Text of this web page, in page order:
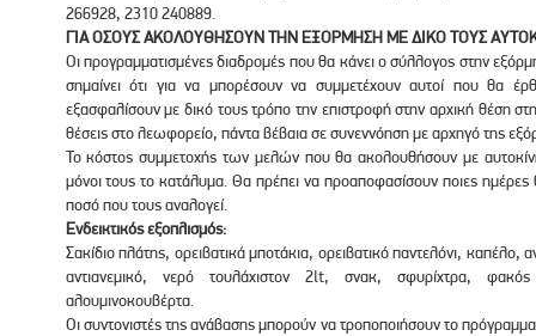
266928, 2310 240889.
ΓΙΑ ΟΣΟΥΣ ΑΚΟΛΟΥΘΗΣΟΥΝ ΤΗΝ ΕΞΟΡΜΗΣΗ ΜΕ ΔΙΚΟ ΤΟΥΣ
Οι προγραμματισμένες διαδρομές που θα κάνει ο σύλλογος στην
σημαίνει ότι για να μπορέσουν να συμμετέχουν αυτοί που θα
εξασφαλίσουν με δικό τους τρόπο την επιστροφή στην αρχική θέση στη
θέσεις στο λεωφορείο, πάντα βέβαια σε συνεννόηση με αρχηγό της
Το κόστος συμμετοχής των μελών που θα ακολουθήσουν με
μόνοι τους το κατάλυμα. Θα πρέπει να προαποφασίσουν ποιες
ποσό που τους αναλογεί.
Ενδεικτικός εξοπλισμός:
Σακίδιο πλάτης, ορειβατικά μποτάκια, ορειβατικό παντελόνι,
αντιανεμικό, νερό τουλάχιστον 2lt, σνακ, σφυρίχτρα,
αλουμινοκουβέρτα.
Οι συντονιστές της ανάβασης μπορούν να τροποποιήσουν το